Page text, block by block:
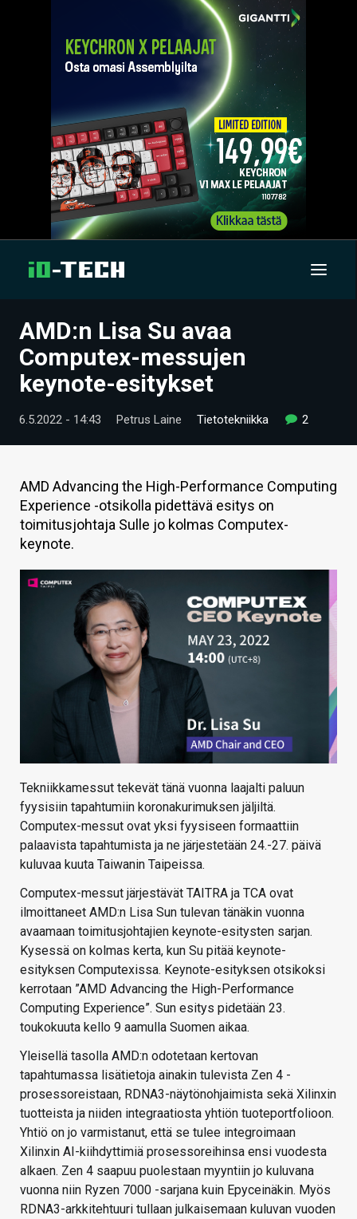
UUTISET
ARTIKKELIT
VIDEOT
TECHBBS
TIETOA
HINTA.FI
KAUPPA
VAIHDA TEEMA
AMD:n Lisa Su avaa
Computex-messujen
keynote-esitykset
6.5.2022 - 14:43 Petrus Laine Tietotekniikka 2
AMD Advancing the High-Performance Computing
Experience -otsikolla pidettävä esitys on
toimitusjohtaja Sulle jo kolmas Computex-
keynote.
Tekniikkamessut tekevät tänä vuonna laajalti paluun
fyysisiin tapahtumiin koronakurimuksen jäljiltä.
Computex-messut ovat yksi fyysiseen formaattiin
palaavista tapahtumista ja ne järjestetään 24.-27. päivä
kuluvaa kuuta Taiwanin Taipeissa.
Computex-messut järjestävät TAITRA ja TCA ovat
ilmoittaneet AMD:n Lisa Sun tulevan tänäkin vuonna
avaamaan toimitusjohtajien keynote-esitysten sarjan.
Kysessä on kolmas kerta, kun Su pitää keynote-
esityksen Computexissa. Keynote-esityksen otsikoksi
kerrotaan ”AMD Advancing the High-Performance
Computing Experience”. Sun esitys pidetään 23.
toukokuuta kello 9 aamulla Suomen aikaa.
Yleisellä tasolla AMD:n odotetaan kertovan
tapahtumassa lisätietoja ainakin tulevista Zen 4 -
prosessoreistaan, RDNA3-näytönohjaimista sekä Xilinxin
tuotteista ja niiden integraatiosta yhtiön tuoteportfolioon.
Yhtiö on jo varmistanut, että se tulee integroimaan
Xilinxin AI-kiihdyttimiä prosessoreihinsa ensi vuodesta
alkaen. Zen 4 saapuu puolestaan myyntiin jo kuluvana
vuonna niin Ryzen 7000 -sarjana kuin Epyceinäkin. Myös
RDNA3-arkkitehtuuri tullaan julkaisemaan kuluvan vuoden